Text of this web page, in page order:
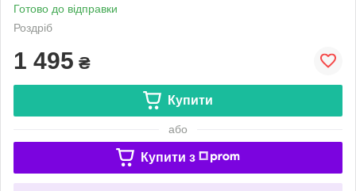
Готово до відправки
Роздріб
1 495 ₴
Купити
або
Купити з